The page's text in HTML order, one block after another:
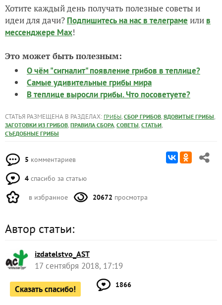
Хотите каждый день получать полезные советы и
идеи для дачи? Подпишитесь на нас в телеграме или в
мессенджере Max!
Это может быть полезным:
О чём "сигналит" появление грибов в теплице?
Самые удивительные грибы мира
В теплице выросли грибы. Что посоветуете?
СТАТЬЯ РАЗМЕЩЕНА В РАЗДЕЛАХ: ГРИБЫ, СБОР ГРИБОВ, ЯДОВИТЫЕ ГРИБЫ,
ЗАГОТОВКИ ИЗ ГРИБОВ, ПРАВИЛА СБОРА, СОВЕТЫ, СТАТЬИ,
СЪЕДОБНЫЕ ГРИБЫ
5 комментариев
4 спасибо за статью
в избранное 20672 просмотра
Автор статьи:
izdatelstvo_AST
17 сентября 2018, 17:19
Сказать спасибо! 1866